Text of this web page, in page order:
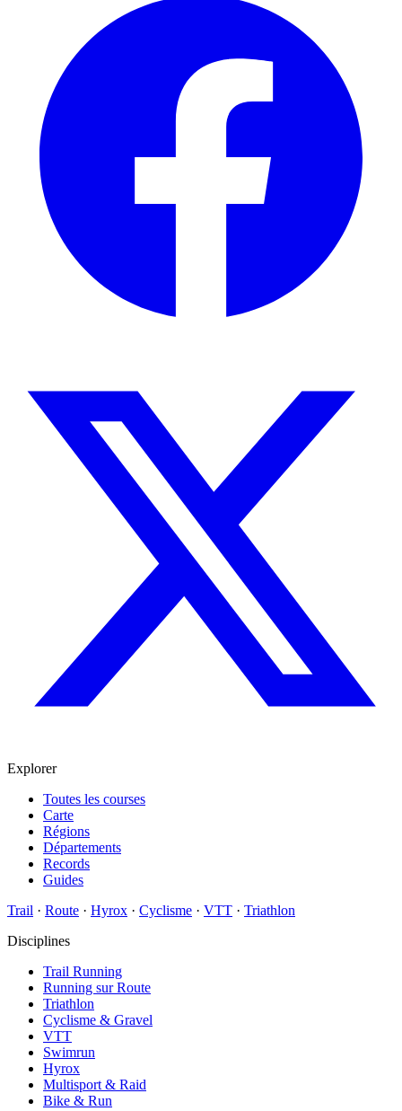
Explorer
Toutes les courses
Carte
Régions
Départements
Records
Guides
Trail · Route · Hyrox · Cyclisme · VTT · Triathlon
Disciplines
Trail Running
Running sur Route
Triathlon
Cyclisme & Gravel
VTT
Swimrun
Hyrox
Multisport & Raid
Bike & Run